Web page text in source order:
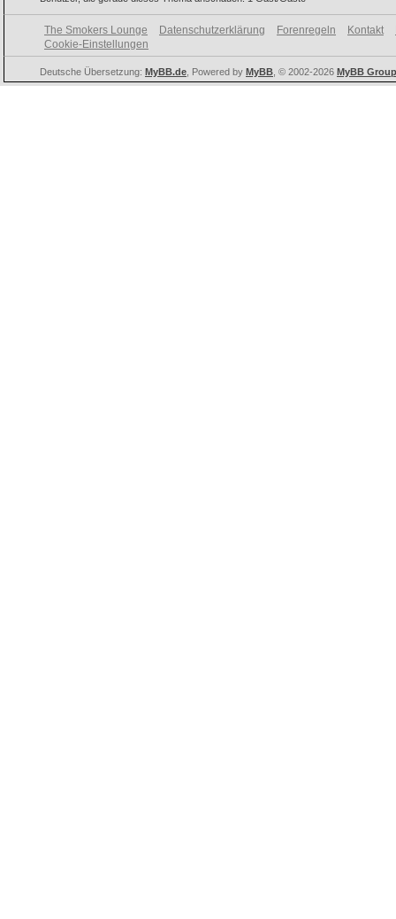
The Smokers Lounge Datenschutzerklärung Forenregeln Kontakt
Cookie-Einstellungen
Deutsche Übersetzung: MyBB.de , Powered by MyBB , © 2002-2026 MyBB Group